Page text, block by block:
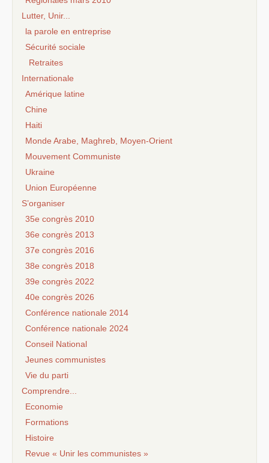
Lutter, Unir...
la parole en entreprise
Sécurité sociale
Retraites
Internationale
Amérique latine
Chine
Haiti
Monde Arabe, Maghreb, Moyen-Orient
Mouvement Communiste
Ukraine
Union Européenne
S’organiser
35e congrès 2010
36e congrès 2013
37e congrès 2016
38e congrès 2018
39e congrès 2022
40e congrès 2026
Conférence nationale 2014
Conférence nationale 2024
Conseil National
Jeunes communistes
Vie du parti
Comprendre...
Economie
Formations
Histoire
Revue « Unir les communistes »